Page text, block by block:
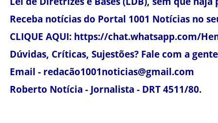
Receba notícias do Portal 1001 Notícias no
CLIQUE AQUI: https://chat.whatsapp.com/
Dúvidas, Críticas, Sujestões? Fale com a
Email - redacão1001noticias@gmail.com
Roberto Notícia - Jornalista - DRT 4511/80.